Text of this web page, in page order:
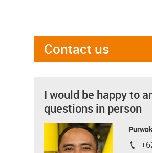
Contact us
I would be happy to
questions in person
igus-